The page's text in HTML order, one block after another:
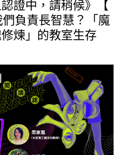
認證中，請稍候》【
負責長智慧？「魔
煉」的教室生存